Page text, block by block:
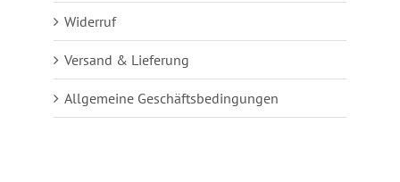
Widerruf
Versand & Lieferung
Allgemeine Geschäftsbedingungen